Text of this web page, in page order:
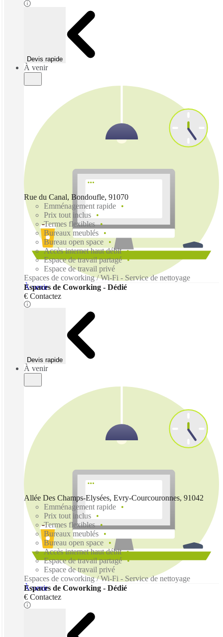
Devis rapide
À venir
À venir
Rue du Canal, Bondoufle, 91070
Emménagement rapide
Prix tout inclus
Termes flexibles
Bureaux meublés
Bureau open space
Accès internet haut débit
Espace de travail partagé
Espace de travail privé
Espaces de coworking / Wi-Fi - Service de nettoyage
Espaces de Coworking - Dédié
€ Contactez
Devis rapide
À venir
À venir
Allée Des Champs-Elysées, Evry-Courcouronnes, 91042
Emménagement rapide
Prix tout inclus
Termes flexibles
Bureaux meublés
Bureau open space
Accès internet haut débit
Espace de travail partagé
Espace de travail privé
Espaces de coworking / Wi-Fi - Service de nettoyage
Espaces de Coworking - Dédié
€ Contactez